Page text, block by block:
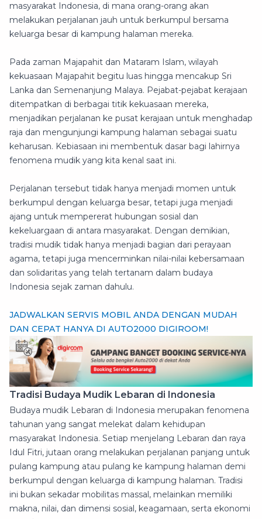
masyarakat Indonesia, di mana orang-orang akan
melakukan perjalanan jauh untuk berkumpul bersama
keluarga besar di kampung halaman mereka.
Pada zaman Majapahit dan Mataram Islam, wilayah
kekuasaan Majapahit begitu luas hingga mencakup Sri
Lanka dan Semenanjung Malaya. Pejabat-pejabat kerajaan
ditempatkan di berbagai titik kekuasaan mereka,
menjadikan perjalanan ke pusat kerajaan untuk menghadap
raja dan mengunjungi kampung halaman sebagai suatu
keharusan. Kebiasaan ini membentuk dasar bagi lahirnya
fenomena mudik yang kita kenal saat ini.
Perjalanan tersebut tidak hanya menjadi momen untuk
berkumpul dengan keluarga besar, tetapi juga menjadi
ajang untuk mempererat hubungan sosial dan
kekeluargaan di antara masyarakat. Dengan demikian,
tradisi mudik tidak hanya menjadi bagian dari perayaan
agama, tetapi juga mencerminkan nilai-nilai kebersamaan
dan solidaritas yang telah tertanam dalam budaya
Indonesia sejak zaman dahulu.
JADWALKAN SERVIS MOBIL ANDA DENGAN MUDAH
DAN CEPAT HANYA DI AUTO2000 DIGIROOM!
Tradisi Budaya Mudik Lebaran di Indonesia
Budaya mudik Lebaran di Indonesia merupakan fenomena
tahunan yang sangat melekat dalam kehidupan
masyarakat Indonesia. Setiap menjelang Lebaran dan raya
Idul Fitri, jutaan orang melakukan perjalanan panjang untuk
pulang kampung atau pulang ke kampung halaman demi
berkumpul dengan keluarga di kampung halaman. Tradisi
ini bukan sekadar mobilitas massal, melainkan memiliki
makna, nilai, dan dimensi sosial, keagamaan, serta ekonomi